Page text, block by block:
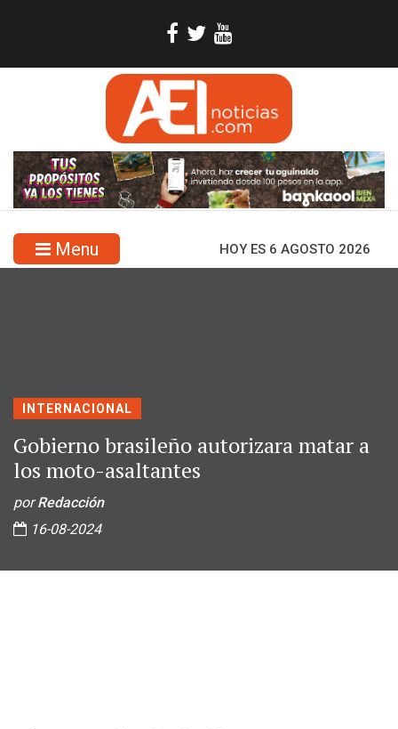
Menu HOY ES 6 AGOSTO 2026
INTERNACIONAL
Gobierno brasileño autorizara matar a
los moto-asaltantes
porRedacción
16-08-2024